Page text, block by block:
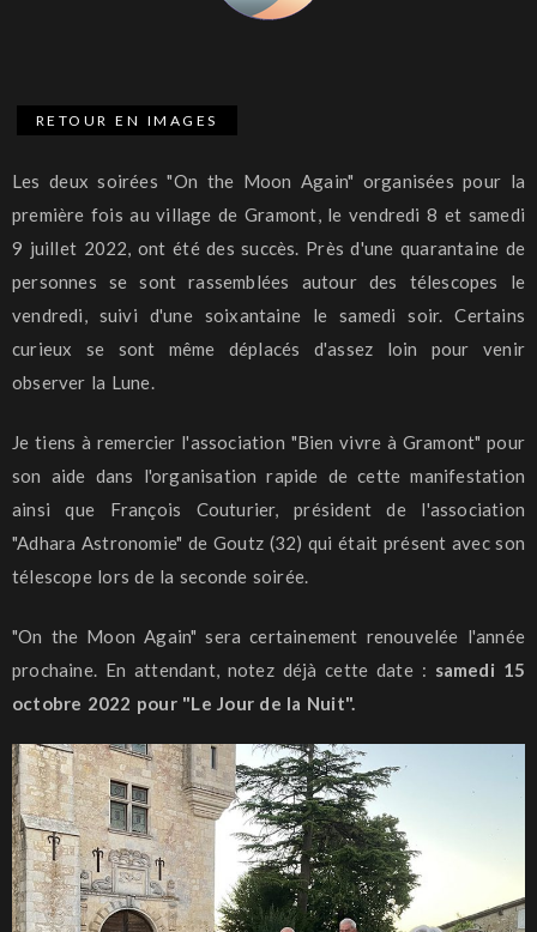
RETOUR EN IMAGES
Les deux soirées "On the Moon Again" organisées pour la
première fois au village deGramont, le vendredi 8 et samedi
9 juillet 2022, ont été des succès. Près d'une quarantaine de
personnes sesont rassemblées autour des télescopes le
vendredi, suivi d'une soixantaine le samedi soir. Certains
curieux se sont même déplacés d'assez loin pour venir
observer la Lune.
Je tiens à remercier l'association "Bien vivre à Gramont" pour
son aide dans l'organisation rapide de cette manifestation
ainsi que François Couturier, président de l'association
"Adhara Astronomie" de Goutz (32) qui était présent avec son
télescope lors de la seconde soirée.
"On the Moon Again" sera certainement renouvelée l'année
prochaine. En attendant, notez déjà cette date : samedi 15
octobre 2022 pour "Le Jour de la Nuit".